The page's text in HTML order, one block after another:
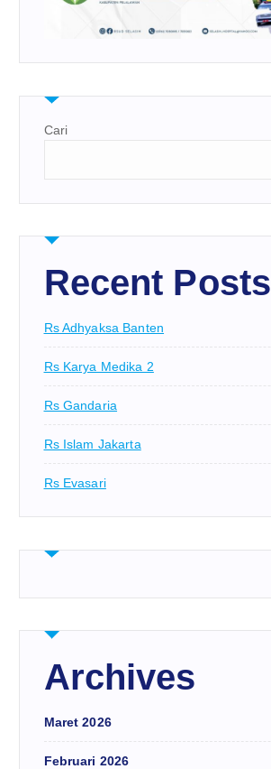
Cari
Recent Posts
Rs Adhyaksa Banten
Rs Karya Medika 2
Rs Gandaria
Rs Islam Jakarta
Rs Evasari
Archives
Maret 2026
Februari 2026